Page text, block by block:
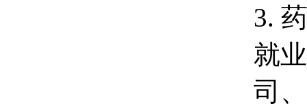
3.
就
司